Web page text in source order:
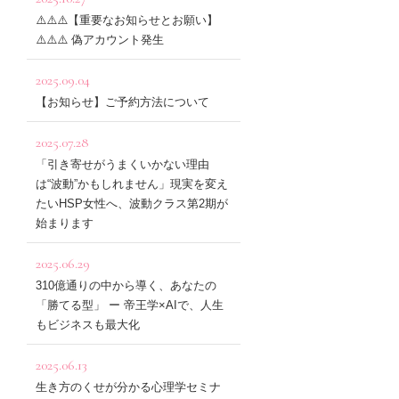
⚠️⚠️⚠️【重要なお知らせとお願い】
⚠️⚠️⚠️ 偽アカウント発生
2025.09.04
【お知らせ】ご予約方法について
2025.07.28
「引き寄せがうまくいかない理由
は“波動”かもしれません」現実を変え
たいHSP女性へ、波動クラス第2期が
始まります
2025.06.29
310億通りの中から導く、あなたの
「勝てる型」 ー 帝王学×AIで、人生
もビジネスも最大化
2025.06.13
生き方のくせが分かる心理学セミナ